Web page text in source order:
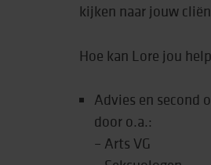
kijken naar jouw
Hoe kan Lore jou
Advies en second
door o.a.:
– Arts VG